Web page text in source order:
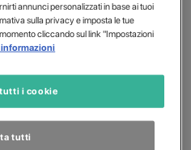
annunci personalizzati in base ai tuoi
sulla privacy e imposta le tue
cliccando sul link "Impostazioni
tutti
i cookie